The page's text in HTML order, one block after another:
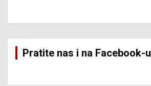
Pratite nas i na Facebook-u